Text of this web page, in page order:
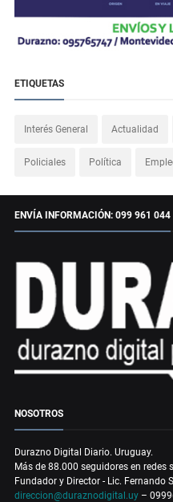
ETIQUETAS
Interés General Actualidad
Policiales Política
ENVÍA INFORMACIÓN: 099 961 044
NOSOTROS
Durazno Digital Diario. Uruguay.
Más de 88.000 seguidores en redes
Fundador y Director - Lic. Fernando
direccion@duraznodigital.uy –